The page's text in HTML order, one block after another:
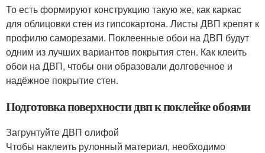
То есть формируют конструкцию такую же, как каркас
для облицовки стен из гипсокартона. Листы ДВП крепят к
профилю саморезами. Поклеенные обои на ДВП будут
одним из лучших вариантов покрытия стен. Как клеить
обои на ДВП, чтобы они образовали долговечное и
надёжное покрытие стен.
Подготовка поверхности двп к поклейке обоями
Загрунтуйте ДВП олифой
Чтобы наклеить рулонный материал, необходимо